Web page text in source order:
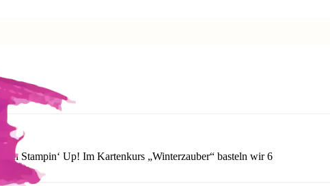
Stampin‘ Up! Im Kartenkurs „Winterzauber“ basteln wir 6